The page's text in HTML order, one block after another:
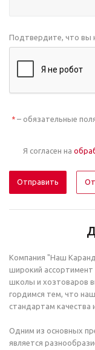
Подтвердите, что вы
* – обязательные
Я согласен на
Компания "Наш
широкий ассортимент
школы и хозтоваров
гордимся тем, что
стандартам качества
Одним из основных
является